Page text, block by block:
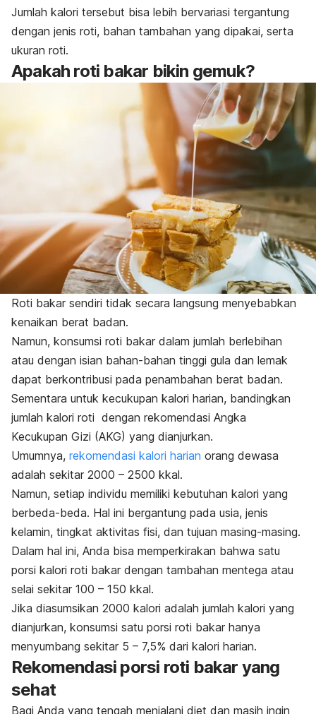
Jumlah kalori tersebut bisa lebih bervariasi tergantung
dengan jenis roti, bahan tambahan yang dipakai, serta
ukuran roti.
Apakah roti bakar bikin gemuk?
Roti bakar sendiri tidak secara langsung menyebabkan
kenaikan berat badan.
Namun, konsumsi roti bakar dalam jumlah berlebihan
atau dengan isian bahan-bahan tinggi gula dan lemak
dapat berkontribusi pada penambahan berat badan.
Sementara untuk kecukupan kalori harian, bandingkan
jumlah kalori roti dengan rekomendasi Angka
Kecukupan Gizi (AKG) yang dianjurkan.
Umumnya, rekomendasi kalori harian orang dewasa
adalah sekitar 2000 – 2500 kkal.
Namun, setiap individu memiliki kebutuhan kalori yang
berbeda-beda. Hal ini bergantung pada usia, jenis
kelamin, tingkat aktivitas fisi, dan tujuan masing-masing.
Dalam hal ini, Anda bisa memperkirakan bahwa satu
porsi kalori roti bakar dengan tambahan mentega atau
selai sekitar 100 – 150 kkal.
Jika diasumsikan 2000 kalori adalah jumlah kalori yang
dianjurkan, konsumsi satu porsi roti bakar hanya
menyumbang sekitar 5 – 7,5% dari kalori harian.
Rekomendasi porsi roti bakar yang
sehat
Bagi Anda yang tengah menjalani diet dan masih ingin